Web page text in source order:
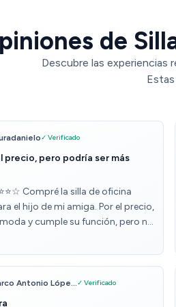
de
Descubre las experiencias
✓ Verificado
precio, pero podría ser más
Compré la silla de oficina
el hijo de mi amiga. Por el precio,
y cumple su función, pero no
esperaba. El diseño es bonito y
pero si buscas una silla muy
soporte, quizás haya opciones
uso moderado, está bien. Buena
precio, pero no perfecta.
Antonio Lópe... ✓ Verificado